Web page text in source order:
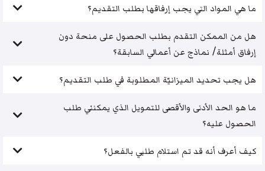
ما هي المواد التي يجب إرفاقها بطلب التقديم؟
هل من الممكن التقدم بطلب الحصول على منحة دون
إرفاق أمثلة/ نماذج عن أعمالي السابقة؟
هل يجب تحديد الميزانيّة المطلوبة في طلب التقديم؟
ما هو الحد الأدنى والأقصى للتمويل الذي يمكنني طلب
الحصول عليه؟
كيف أعرف أنه قد تم استلام طلبي بالفعل؟